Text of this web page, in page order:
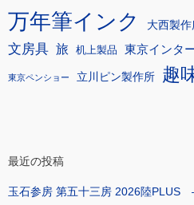
万年筆インク 大西製作
文房具 旅 机上製品 東京インタ
東京ペンショー 立川ピン製作所 趣
最近の投稿
玉石参房 第五十三房 2026陸